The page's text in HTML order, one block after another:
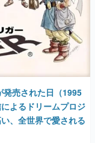
発売された日（1995
よるドリームプロジ
、全世界で愛される